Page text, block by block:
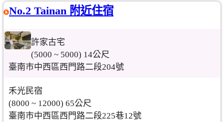
No.2 Tainan 附近住宿
許家古宅
(5000 ~ 5000) 14公尺
臺南市中西區西門路二段204號
禾光民宿
(8000 ~ 12000) 65公尺
臺南市中西區西門路二段225巷12號